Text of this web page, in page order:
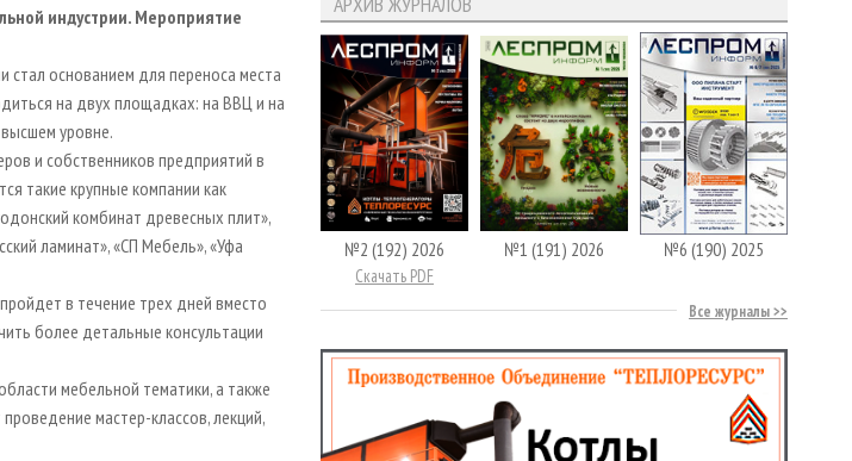
индустрии. Мероприятие
основанием для переноса места
на двух площадках: на ВВЦ и на
уровне.
и собственников предприятий в
такие крупные компании как
комбинат древесных плит»,
ламинат», «СП Мебель», «Уфа
в течение трех дней вместо
более детальные консультации
мебельной тематики, а также
мастер-классов, лекций,
№2 (192) 2026
Скачать PDF
№1 (191) 2026 №6 (190) 2025
Все журналы